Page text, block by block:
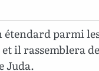
étendard parmi
il rassemblera
Juda.